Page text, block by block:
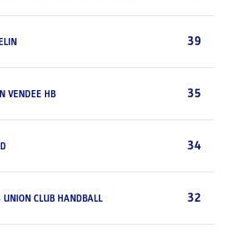
39
VENDEE HB 35
34
UNION CLUB HANDBALL 32